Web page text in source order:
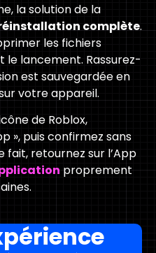
la solution de la
complète.
les fichiers
lancement. Rassurez-
est sauvegardée en
votre appareil.
de Roblox,
», puis confirmez sans
fait, retournez sur l’App
proprement